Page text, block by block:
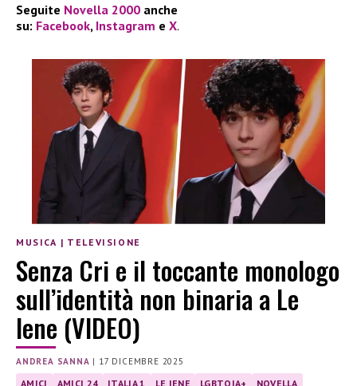
Seguite Novella 2000 anche
su: Facebook, Instagram e X.
MUSICA | TELEVISIONE
Senza Cri e il toccante monologo
sull’identità non binaria a Le
Iene (VIDEO)
ANDREA SANNA | 17 DICEMBRE 2025
AMICI AMICI 24 ITALIA 1 LE IENE LGBTQIA+
NOVELLA